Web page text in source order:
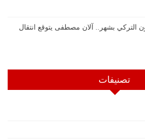
التركي بشهر.. آلان مصطفى يتوقع انتقال
تصنيفات